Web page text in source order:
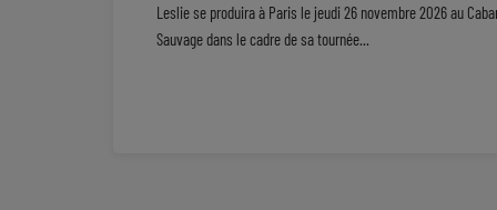
Leslie se produira à Paris le jeudi 26 novembre 2026 au
Sauvage dans le cadre de sa tournée...